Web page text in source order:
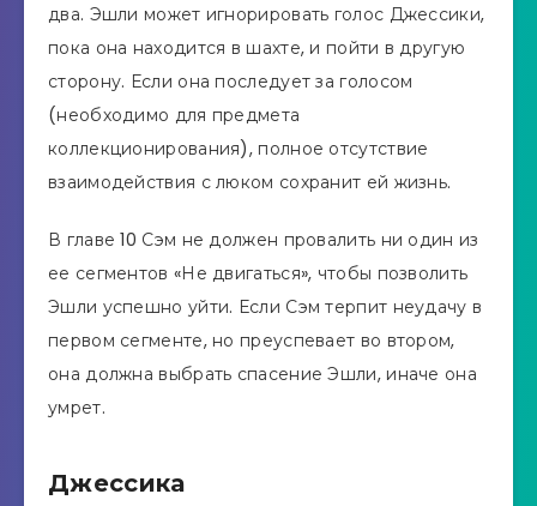
два. Эшли может игнорировать голос Джессики,
пока она находится в шахте, и пойти в другую
сторону. Если она последует за голосом
(необходимо для предмета
коллекционирования), полное отсутствие
взаимодействия с люком сохранит ей жизнь.
В главе 10 Сэм не должен провалить ни один из
ее сегментов «Не двигаться», чтобы позволить
Эшли успешно уйти. Если Сэм терпит неудачу в
первом сегменте, но преуспевает во втором,
она должна выбрать спасение Эшли, иначе она
умрет.
Джессика